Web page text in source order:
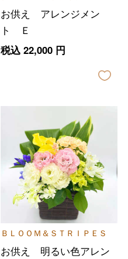
お供え アレンジメン
ト Ｅ
税込 22,000円
ＢＬＯＯＭ＆ＳＴＲＩＰＥＳ
お供え 明るい色アレン